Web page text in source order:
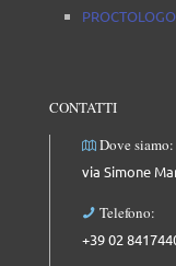
CONTATTI
Dove siamo:
via Simone
Telefono:
+39 02